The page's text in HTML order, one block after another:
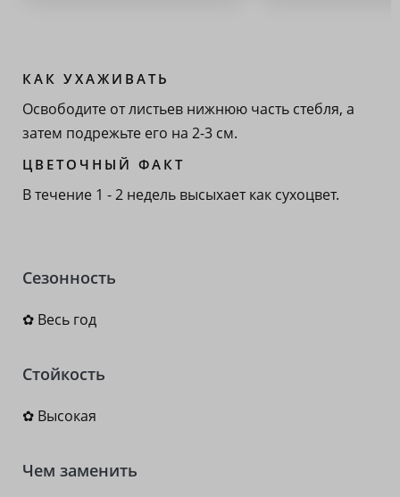
КАК УХАЖИВАТЬ
Освободите от листьев нижнюю часть стебля, а
затем подрежьте его на 2-3 см.
ЦВЕТОЧНЫЙ ФАКТ
В течение 1 - 2 недель высыхает как сухоцвет.
Сезонность
✿ Весь год
Стойкость
✿ Высокая
Чем заменить